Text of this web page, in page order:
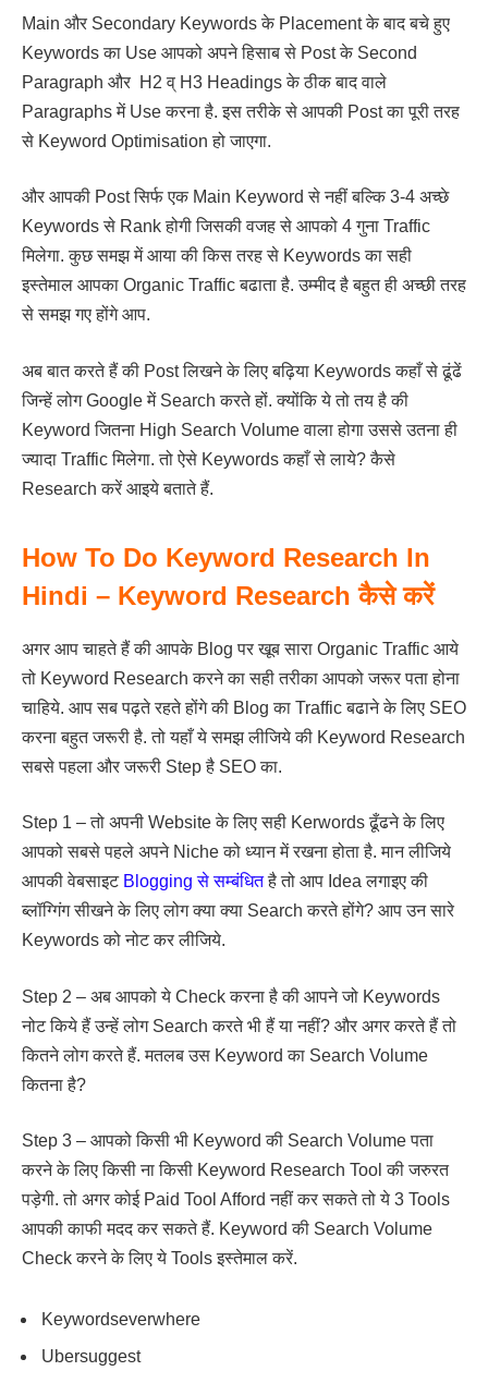
Main और Secondary Keywords के Placement के बाद बचे हुए
Keywords का Use आपको अपने हिसाब से Post के Second
Paragraph और H2 व् H3 Headings के ठीक बाद वाले
Paragraphs में Use करना है. इस तरीके से आपकी Post का पूरी तरह
से Keyword Optimisation हो जाएगा.
और आपकी Post सिर्फ एक Main Keyword से नहीं बल्कि 3-4 अच्छे
Keywords से Rank होगी जिसकी वजह से आपको 4 गुना Traffic
मिलेगा. कुछ समझ में आया की किस तरह से Keywords का सही
इस्तेमाल आपका Organic Traffic बढाता है. उम्मीद है बहुत ही अच्छी तरह
से समझ गए होंगे आप.
अब बात करते हैं की Post लिखने के लिए बढ़िया Keywords कहाँ से ढूंढें
जिन्हें लोग Google में Search करते हों. क्योंकि ये तो तय है की
Keyword जितना High Search Volume वाला होगा उससे उतना ही
ज्यादा Traffic मिलेगा. तो ऐसे Keywords कहाँ से लाये? कैसे
Research करें आइये बताते हैं.
How To Do Keyword Research In
Hindi – Keyword Research कैसे करें
अगर आप चाहते हैं की आपके Blog पर खूब सारा Organic Traffic आये
तो Keyword Research करने का सही तरीका आपको जरूर पता होना
चाहिये. आप सब पढ़ते रहते होंगे की Blog का Traffic बढाने के लिए SEO
करना बहुत जरूरी है. तो यहाँ ये समझ लीजिये की Keyword Research
सबसे पहला और जरूरी Step है SEO का.
Step 1 – तो अपनी Website के लिए सही Kerwords ढूँढने के लिए
आपको सबसे पहले अपने Niche को ध्यान में रखना होता है. मान लीजिये
आपकी वेबसाइट Blogging से सम्बंधितहै तो आप Idea लगाइए की
ब्लॉग्गिंग सीखने के लिए लोग क्या क्या Search करते होंगे? आप उन सारे
Keywords को नोट कर लीजिये.
Step 2 – अब आपको ये Check करना है की आपने जो Keywords
नोट किये हैं उन्हें लोग Search करते भी हैं या नहीं? और अगर करते हैं तो
कितने लोग करते हैं. मतलब उस Keyword का Search Volume
कितना है?
Step 3 – आपको किसी भी Keyword की Search Volume पता
करने के लिए किसी ना किसी Keyword Research Tool की जरुरत
पड़ेगी. तो अगर कोई Paid Tool Afford नहीं कर सकते तो ये 3 Tools
आपकी काफी मदद कर सकते हैं. Keyword की Search Volume
Check करने के लिए ये Tools इस्तेमाल करें.
Keywordseverwhere
Ubersuggest